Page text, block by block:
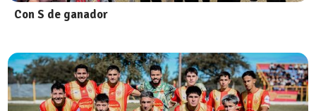
Con S de ganador